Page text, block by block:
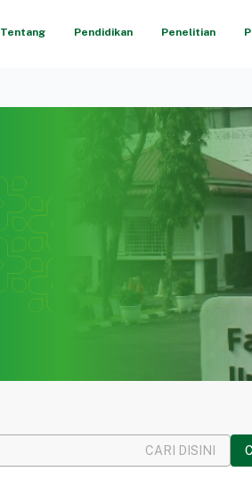
Tentang Pendidikan Penelitian